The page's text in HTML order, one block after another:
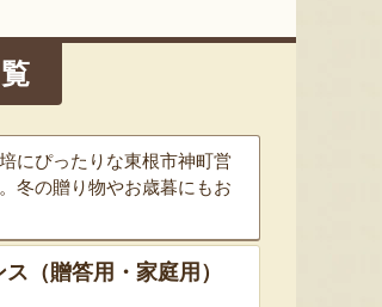
にぴったりな東根市神町営
冬の贈り物やお歳暮にもお
（贈答用・家庭用）
ゃ豆（冷
山形県 白山産 枝豆 だだちゃ豆